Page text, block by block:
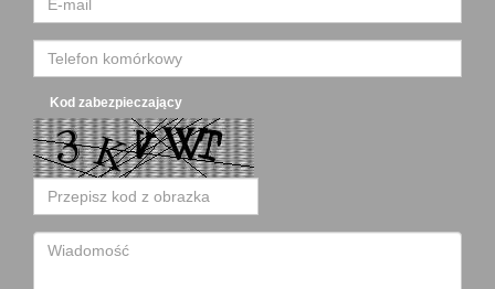
Kod zabezpieczający